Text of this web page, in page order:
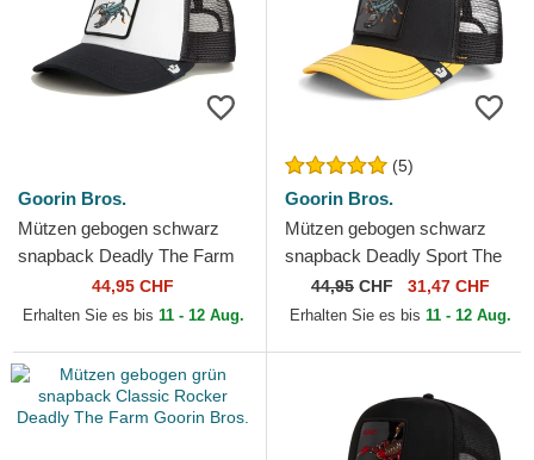
Goorin Bros.
Mützen gebogen schwarz
snapback Deadly The Farm
Goorin Bros.44,95 CHF
Erhalten Sie es bis 11 - 12 Aug.
(5)
Goorin Bros.
Mützen gebogen schwarz
snapback Deadly Sport The
Farm Goorin Bros.
44,95 CHF 31,47 CHF
Erhalten Sie es bis 11 - 12 Aug.